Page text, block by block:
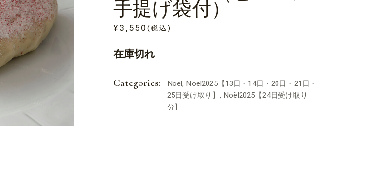
手提げ袋付）
¥3,550(税込)
在庫切れ
Categories: Noël, Noël2025【13日・14日・20日・21日・
25日受け取り】 , Noël2025【24日受け取り
分】